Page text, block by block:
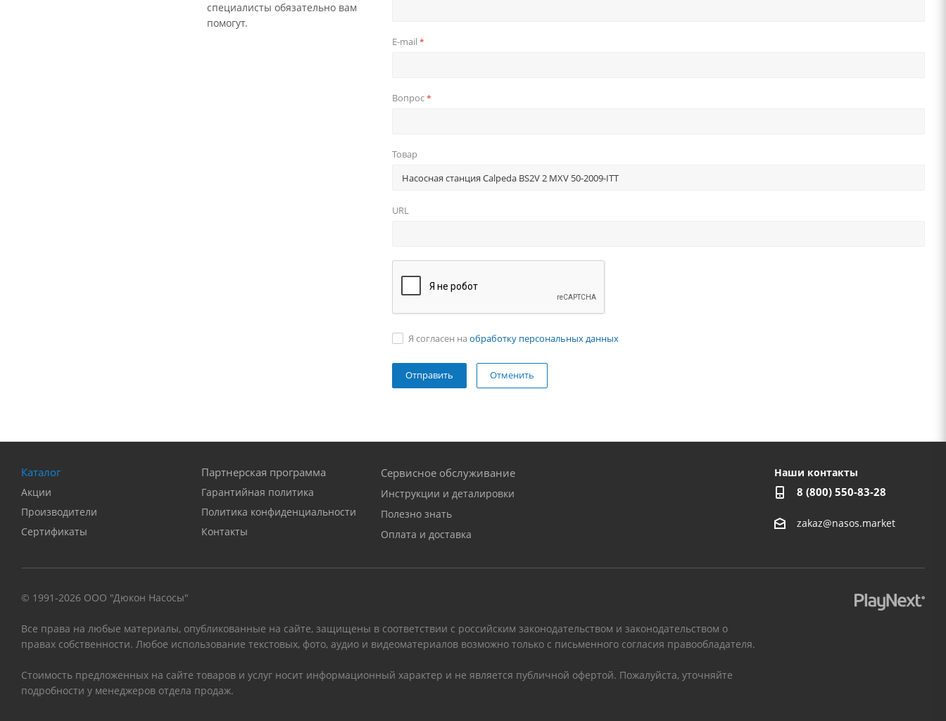
специалисты обязательно вам
помогут.
E-mail *
Вопрос*
Товар
URL
Я согласен на обработку персональных данных
Отменить
Каталог
Акции
Производители
Сертификаты
Партнерская программа
Гарантийная политика
Политика конфиденциальности
Контакты
Сервисное обслуживание
Инструкции и деталировки
Полезно знать
Оплата и доставка
Наши контакты
8 (800) 550-83-28
zakaz@nasos.market
© 1991-2026 ООО "Дюкон Насосы"
Все права на любые материалы, опубликованные на сайте, защищены в соответствии с российским законодательством и законодательством о
правах собственности. Любое использование текстовых, фото, аудио и видеоматериалов возможно только с письменного согласия правообладателя.
Стоимость предложенных на сайте товаров и услуг носит информационный характер и не является публичной офертой. Пожалуйста, уточняйте
подробности у менеджеров отдела продаж.